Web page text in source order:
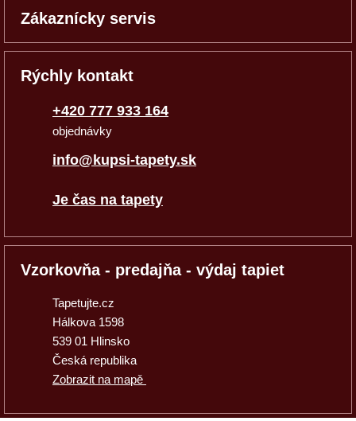
Zákaznícky servis
Rýchly kontakt
+420 777 933 164
objednávky
info@kupsi-tapety.sk
Je čas na tapety
Vzorkovňa - predajňa - výdaj tapiet
Tapetujte.cz
Hálkova 1598
539 01 Hlinsko
Česká republika
Zobrazit na mapě